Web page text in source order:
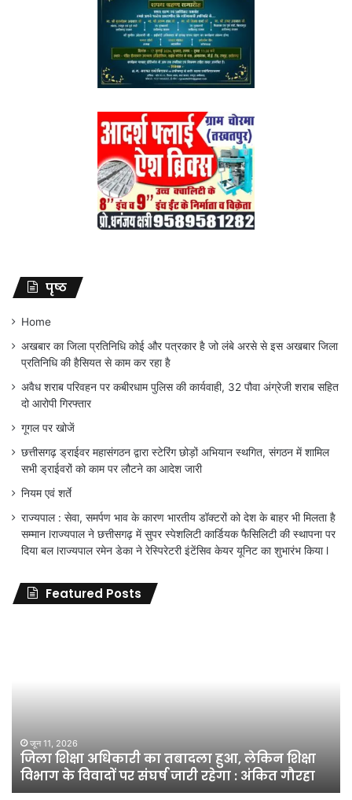
पृष्ठ
Home
अखबार का जिला प्रतिनिधि कोई और पत्रकार है जो लंबे अरसे से इस अखबार जिला
प्रतिनिधि की हैसियत से काम कर रहा है
अवैध शराब परिवहन पर कबीरधाम पुलिस की कार्यवाही, 32 पौवा अंग्रेजी शराब सहित
दो आरोपी गिरफ्तार
गूगल पर खोजें
छत्तीसगढ़ ड्राईवर महासंगठन द्वारा स्टेरिंग छोड़ों अभियान स्थगित, संगठन में शामिल
सभी ड्राईवरों को काम पर लौटने का आदेश जारी
नियम एवं शर्ते
राज्यपाल : सेवा, समर्पण भाव के कारण भारतीय डॉक्टरों को देश के बाहर भी मिलता है
सम्मान lराज्यपाल ने छत्तीसगढ़ में सुपर स्पेशलिटी कार्डियक फैसिलिटी की स्थापना पर
दिया बल lराज्यपाल रमेन डेका ने रेस्पिरेटरी इंटेंसिव केयर यूनिट का शुभारंभ किया l
Featured Posts
शिक्षा
विभाग
विवादों
जून 11, 2026
जिला शिक्षा अधिकारी का तबादला हुआ, लेकिन शिक्षा
विभाग के विवादों पर संघर्ष जारी रहेगा : अंकित गौरहा